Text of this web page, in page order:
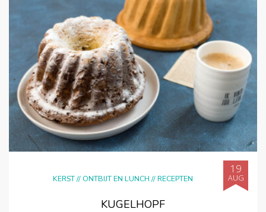
KERST// ONTBIJT EN LUNCH //RECEPTEN
19
AUG
KUGELHOPF